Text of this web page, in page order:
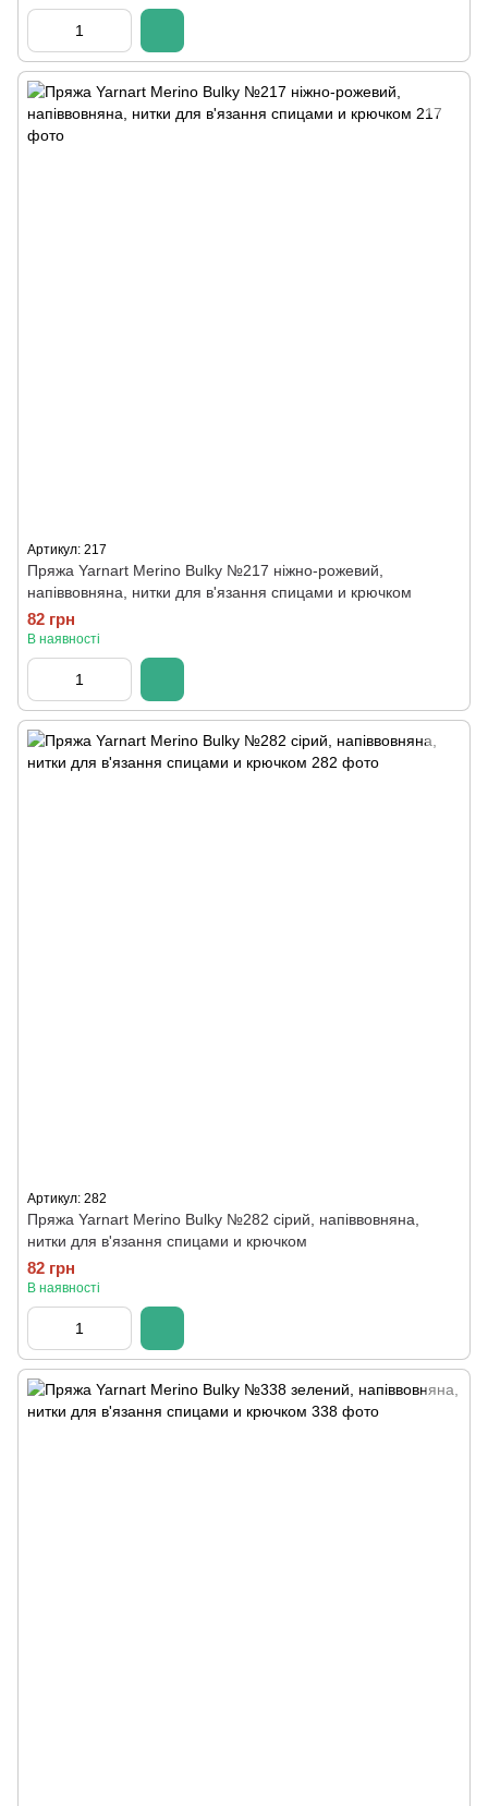
Артикул: 217
Пряжа Yarnart Merino Bulky №217 ніжно-рожевий,
напіввовняна, нитки для в'язання спицами и крючком
82 грн
В наявності
Артикул: 282
Пряжа Yarnart Merino Bulky №282 сірий, напіввовняна,
нитки для в'язання спицами и крючком
82 грн
В наявності